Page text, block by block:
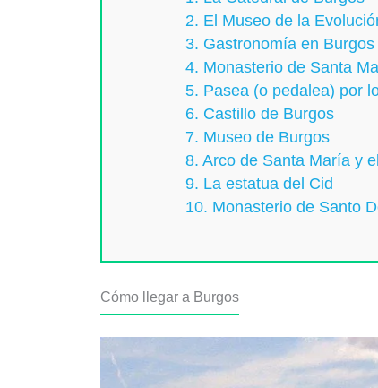
2. El Museo de la
3. Gastronomía en Burgos
4. Monasterio de Santa
5. Pasea (o pedalea) por
6. Castillo de Burgos
7. Museo de Burgos
8. Arco de Santa María y
9. La estatua del Cid
10. Monasterio de Santo
Cómo llegar a Burgos